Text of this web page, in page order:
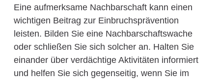
Eine aufmerksame Nachbarschaft kann einen
wichtigen Beitrag zur Einbruchsprävention
leisten. Bilden Sie eine Nachbarschaftswache
oder schließen Sie sich solcher an. Halten Sie
einander über verdächtige Aktivitäten informiert
und helfen Sie sich gegenseitig, wenn Sie im